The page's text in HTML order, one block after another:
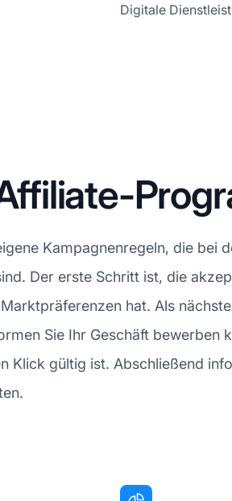
Digitale
Kampagnenregeln, die bei
Der erste Schritt ist, die
hat. Als
Sie Ihr Geschäft
Klick gültig ist. Abschließend